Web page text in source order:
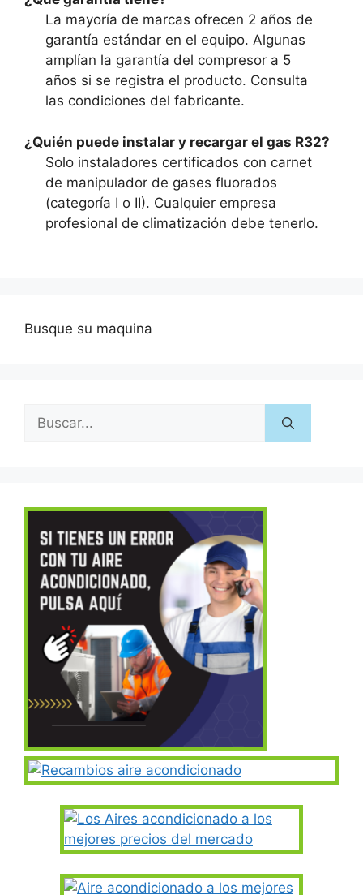
La mayoría de marcas ofrecen 2 años de
garantía estándar en el equipo. Algunas
amplían la garantía del compresor a 5
años si se registra el producto. Consulta
las condiciones del fabricante.
¿Quién puede instalar y recargar el gas R32?
Solo instaladores certificados con carnet
de manipulador de gases fluorados
(categoría I o II). Cualquier empresa
profesional de climatización debe tenerlo.
Busque su maquina